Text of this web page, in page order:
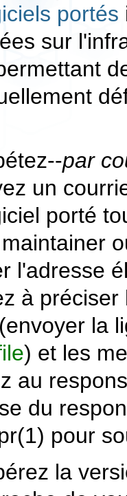
portés
sur
par
un
porté
l'adresse
à
la
) et les
au
du
(1) pour
la